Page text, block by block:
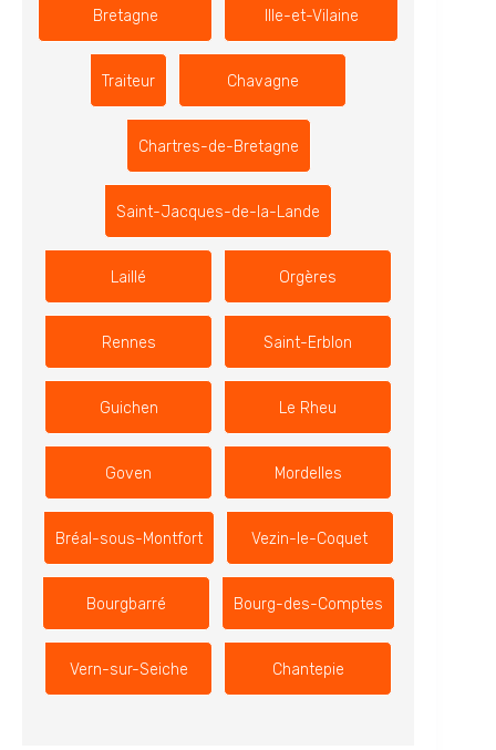
Bretagne Ille-et-Vilaine
Traiteur Chavagne
Chartres-de-Bretagne
Saint-Jacques-de-la-Lande
Laillé Orgères
Rennes Saint-Erblon
Guichen Le Rheu
Goven Mordelles
Bréal-sous-Montfort Vezin-le-Coquet
Bourgbarré Bourg-des-Comptes
Vern-sur-Seiche Chantepie